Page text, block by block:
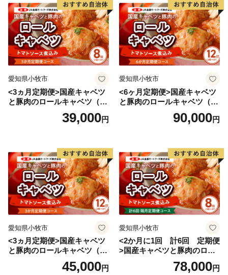
愛知県小牧市
<3ヵ月定期便>国産キャベツ
と豚肉のロールキャベツ（4P
39,000円
愛知県小牧市
<6ヶ月定期便>国産キャベツ
と豚肉のロールキャベツ（6P
90,000円
愛知県小牧市
<3ヵ月定期便>国産キャベツ
と豚肉のロールキャベツ（6P
45,000円
愛知県小牧市
<2か月に1回 計6回 定期便
>国産キャベツと豚肉のロー
ルキャベツ（4P入り）
78,000円